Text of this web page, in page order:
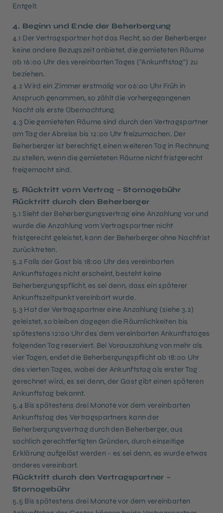
Entgelt.
4. Beginn und Ende der Beherbergung
4.1 Der Vertragspartner hat das Recht, so der Beherberger
keine andere Bezugszeit anbietet, die gemieteten Räume
ab 16:00 Uhr des vereinbarten Tages ("Ankunftstag") zu
beziehen.
4.2 Wird ein Zimmer erstmalig vor 06:00 Uhr Früh in
Anspruch genommen, so zählt die vorhergegangenen
Nacht als erste Übernachtung.
4.3 Die gemieteten Räume sind durch den Vertragspartner
am Tag der Abreise bis 12:00 Uhr freizumachen. Der
Beherberger ist berechtigt, einen weiteren Tag in Rechnung
zu stellen, wenn die gemieteten Räume nicht fristgerecht
freigemacht sind.
5. Rücktritt vom Vertrag – Stornogebühr
Rücktritt durch den Beherberger
5.1 Sieht der Beherbergungsvertrag eine Anzahlung vor und
wurde die Anzahlung vom Vertragspartner nicht
fristgerecht geleistet, kann der Beherberger ohne Nachfrist
zurücktreten.
5.2 Falls der Gast bis 18:00 Uhr des vereinbarten
Ankunftstages nicht erscheint, besteht keine
Beherbergungspflicht, es sei denn, dass ein späterer
Ankunftszeitpunkt vereinbart wurde.
5.3 Hat der Vertragspartner eine Anzahlung (siehe 3.2)
geleistet, so bleiben dagegen die Räumlichkeiten bis
spätestens 12:00 Uhr des dem vereinbarten Ankunftstages
folgenden Tag reserviert. Bei Vorauszahlung von mehr als
vier Tagen, endet die Beherbergungspflicht ab 18:00 Uhr
des vierten Tages, wobei der Ankunftstag als erster Tag
gerechnet wird, es sei denn, der Gast gibt einen späteren
Ankunftstag bekannt.
5.4 Bis spätestens drei Monate vor dem vereinbarten
Ankunftstag des Vertragspartners kann der
Beherbergungsvertrag durch den Beherberger, aus
sachlich gerechtfertigten Gründen, durch einseitige
Erklärung aufgelöst werden - es sei denn, es wurde etwas
anderes vereinbart.
Rücktritt durch den Vertragspartner –
Stornogebühr
5.5 Bis spätestens drei Monate vor dem vereinbarten